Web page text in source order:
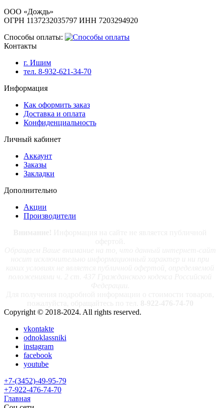
ООО «Дождь»
ОГРН 1137232035797 ИНН 7203294920
Способы оплаты:
Контакты
г. Ишим
тел. 8-932-621-34-70
Информация
Как оформить заказ
Доставка и оплата
Конфиденциальность
Личный кабинет
Аккаунт
Заказы
Закладки
Дополнительно
Акции
Производители
Copyright © 2018-2024. All rights reserved.
vkontakte
odnoklassniki
instagram
facebook
youtube
+7-(3452)-49-95-79
+7-922-476-74-70
Главная